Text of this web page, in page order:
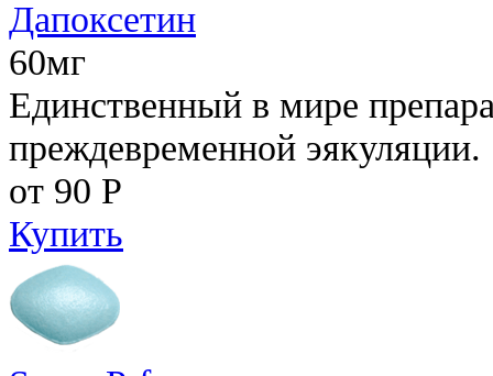
Дапоксетин
60мг
Единственный в мире
преждевременной эякуляции.
от 90 Р
Купить